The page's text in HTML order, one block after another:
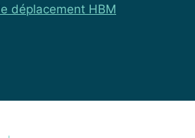
déplacement HBM